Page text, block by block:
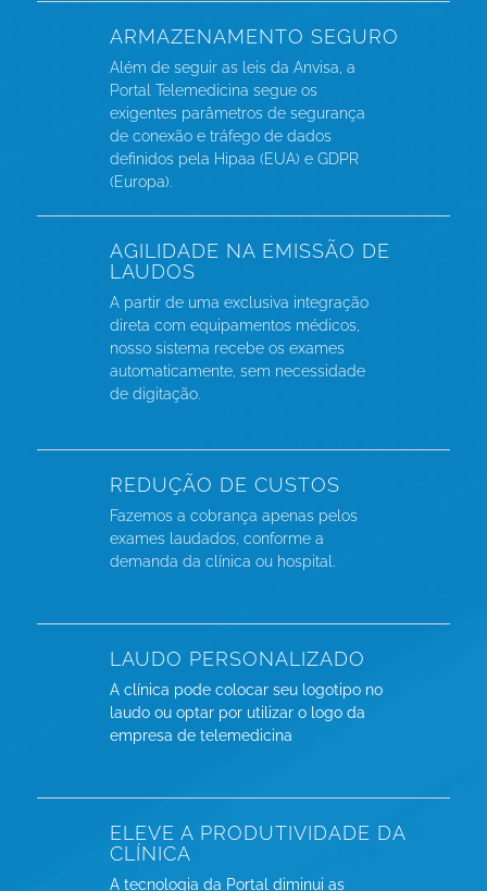
ARMAZENAMENTO SEGURO
Além de seguir as leis da Anvisa, a
Portal Telemedicina segue os
exigentes parâmetros de segurança
de conexão e tráfego de dados
definidos pela Hipaa (EUA) e GDPR
(Europa).
AGILIDADE NA EMISSÃO DE
LAUDOS
A partir de uma exclusiva integração
direta com equipamentos médicos,
nosso sistema recebe os exames
automaticamente, sem necessidade
de digitação.
REDUÇÃO DE CUSTOS
Fazemos a cobrança apenas pelos
exames laudados, conforme a
demanda da clínica ou hospital.
LAUDO PERSONALIZADO
A clínica pode colocar seu logotipo no
laudo ou optar por utilizar o logo da
empresa de telemedicina
ELEVE A PRODUTIVIDADE DA
CLÍNICA
A tecnologia da Portal diminui as